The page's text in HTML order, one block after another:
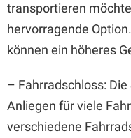
transportieren
hervorragende
können ein höheres
– Fahrradschloss:
Anliegen für viele
verschiedene